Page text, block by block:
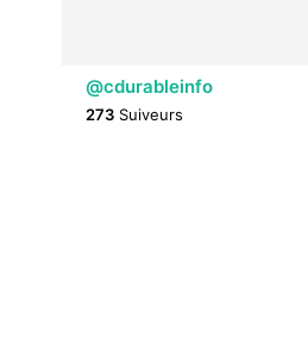
@cdurableinfo
273 Suiveurs